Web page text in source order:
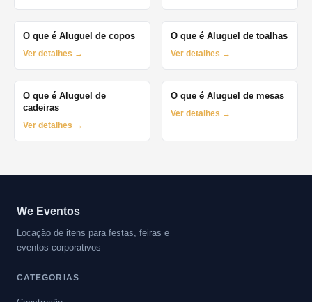
O que é Aluguel de copos
Ver detalhes →
O que é Aluguel de toalhas
Ver detalhes →
O que é Aluguel de
cadeiras
Ver detalhes →
O que é Aluguel de mesas
Ver detalhes →
We Eventos
Locação de itens para festas, feiras e
eventos corporativos
CATEGORIAS